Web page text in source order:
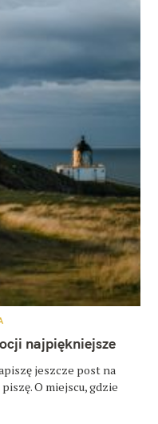
najpiękniejsze
jeszcze post na
O miejscu, gdzie